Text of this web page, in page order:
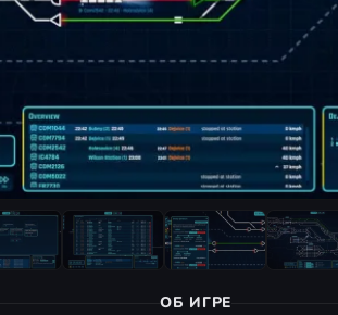
ОБ ИГРЕ